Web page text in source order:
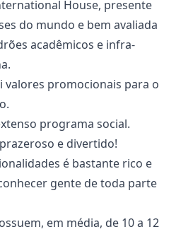
House, presente
do mundo e bem avaliada
acadêmicos e infra-
valores promocionais para o
programa social.
e divertido!
é bastante rico e
gente de toda parte
em média, de 10 a 12